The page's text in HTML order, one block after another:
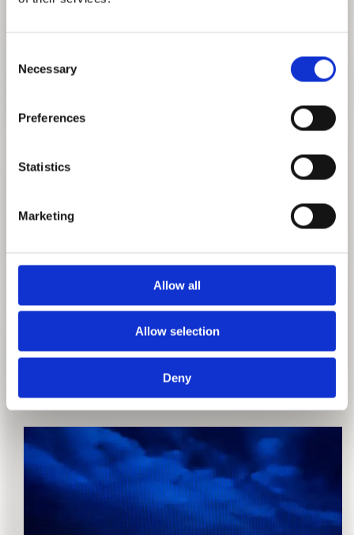
Selection
Necessary
Preferences
Statistics
Marketing
Allow all
Allow selection
Deny
1. FOLGE: DATA CENTERS MIT PROF. DR.
ALAIN THIERSTEIN.
DIESE FOLGE UNTERSUCHT RECHENZENTREN ALS
ZENTRALE INFRASTRUKTUR UNSERES DIGITALEN